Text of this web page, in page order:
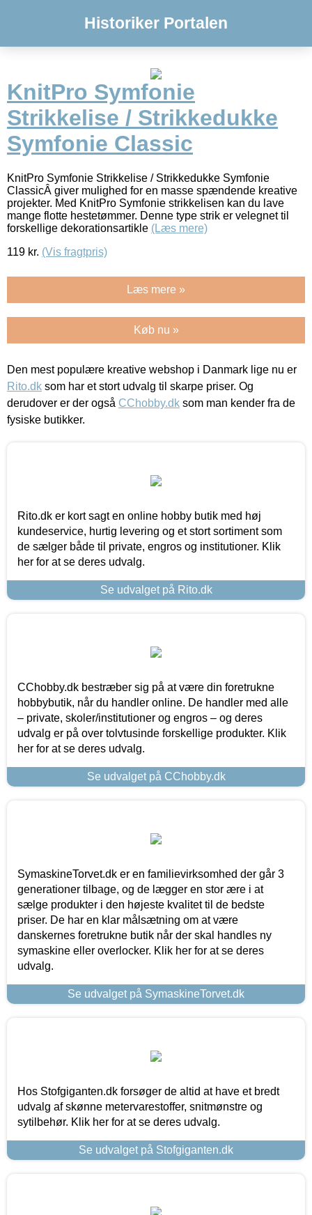
Historiker Portalen
KnitPro Symfonie
Strikkelise / Strikkedukke
Symfonie Classic
KnitPro Symfonie Strikkelise / Strikkedukke Symfonie
ClassicÂ giver mulighed for en masse spændende kreative
projekter. Med KnitPro Symfonie strikkelisen kan du lave
mange flotte hestetømmer. Denne type strik er velegnet til
forskellige dekorationsartikle (Læs mere)
119 kr. (Vis fragtpris)
Læs mere »
Køb nu »
Den mest populære kreative webshop i Danmark lige nu er
Rito.dk som har et stort udvalg til skarpe priser. Og
derudover er der også CChobby.dk som man kender fra de
fysiske butikker.
Rito.dk er kort sagt en online hobby butik med høj
kundeservice, hurtig levering og et stort sortiment som
de sælger både til private, engros og institutioner. Klik
her for at se deres udvalg.
Se udvalget på Rito.dk
CChobby.dk bestræber sig på at være din foretrukne
hobbybutik, når du handler online. De handler med alle
– private, skoler/institutioner og engros – og deres
udvalg er på over tolvtusinde forskellige produkter. Klik
her for at se deres udvalg.
Se udvalget på CChobby.dk
SymaskineTorvet.dk er en familievirksomhed der går 3
generationer tilbage, og de lægger en stor ære i at
sælge produkter i den højeste kvalitet til de bedste
priser. De har en klar målsætning om at være
danskernes foretrukne butik når der skal handles ny
symaskine eller overlocker. Klik her for at se deres
udvalg.
Se udvalget på SymaskineTorvet.dk
Hos Stofgiganten.dk forsøger de altid at have et bredt
udvalg af skønne metervarestoffer, snitmønstre og
sytilbehør. Klik her for at se deres udvalg.
Se udvalget på Stofgiganten.dk